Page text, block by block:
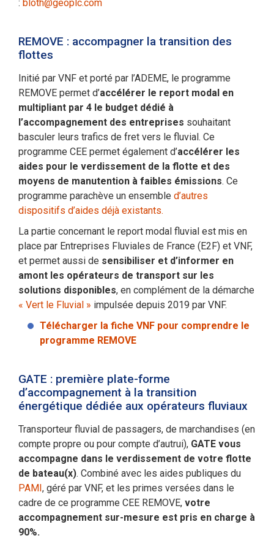
: bloth@geoplc.com
REMOVE : accompagner la transition des
flottes
Initié par VNF et porté par l’ADEME, le programme
REMOVE permet d’accélérer le report modal en
multipliant par 4 le budget dédié à
l’accompagnement des entreprises souhaitant
basculer leurs trafics de fret vers le fluvial. Ce
programme CEE permet également d’accélérer les
aides pour le verdissement de la flotte et des
moyens de manutention à faibles émissions. Ce
programme parachève un ensemble d’autres
dispositifs d’aides déjà existants.
La partie concernant le report modal fluvial est mis en
place par Entreprises Fluviales de France (E2F) et VNF,
et permet aussi de sensibiliser et d’informer en
amont les opérateurs de transport sur les
solutions disponibles, en complément de la démarche
« Vert le Fluvial » impulsée depuis 2019 par VNF.
Télécharger la fiche VNF pour comprendre le
programme REMOVE
GATE : première plate-forme
d’accompagnement à la transition
énergétique dédiée aux opérateurs fluviaux
Transporteur fluvial de passagers, de marchandises (en
compte propre ou pour compte d’autrui), GATE vous
accompagne dans le verdissement de votre flotte
de bateau(x). Combiné avec les aides publiques du
PAMI, géré par VNF, et les primes versées dans le
cadre de ce programme CEE REMOVE, votre
accompagnement sur-mesure est pris en charge à
90%.